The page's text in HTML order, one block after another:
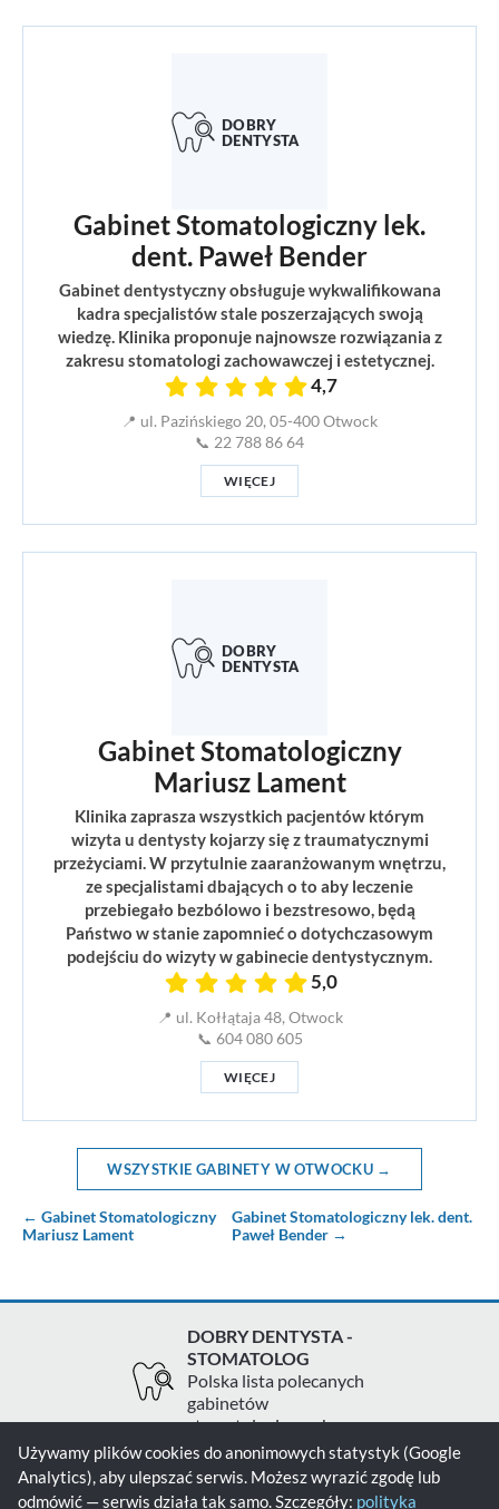
Gabinet Stomatologiczny lek.
dent. Paweł Bender
Gabinet dentystyczny obsługuje wykwalifikowana
kadra specjalistów stale poszerzających swoją
wiedzę. Klinika proponuje najnowsze rozwiązania z
zakresu stomatologi zachowawczej i estetycznej.
4,7
📍 ul. Pazińskiego 20, 05-400 Otwock
📞 22 788 86 64
WIĘCEJ
Gabinet Stomatologiczny
Mariusz Lament
Klinika zaprasza wszystkich pacjentów którym
wizyta u dentysty kojarzy się z traumatycznymi
przeżyciami. W przytulnie zaaranżowanym wnętrzu,
ze specjalistami dbających o to aby leczenie
przebiegało bezbólowo i bezstresowo, będą
Państwo w stanie zapomnieć o dotychczasowym
podejściu do wizyty w gabinecie dentystycznym.
5,0
📍 ul. Kołłątaja 48, Otwock
📞 604 080 605
WIĘCEJ
WSZYSTKIE GABINETY W OTWOCKU →
← Gabinet Stomatologiczny
Mariusz Lament
Gabinet Stomatologiczny lek. dent.
Paweł Bender →
DOBRY DENTYSTA -
STOMATOLOG
Polska lista polecanych
gabinetów
stomatologicznych
Zgłoś gabinet Kontakt Polityka prywatności
Używamy plików cookies do anonimowych statystyk (Google
Analytics), aby ulepszać serwis. Możesz wyrazić zgodę lub
odmówić — serwis działa tak samo. Szczegóły: polityka